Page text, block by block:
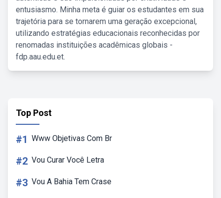
entusiasmo. Minha meta é guiar os estudantes em sua
trajetória para se tornarem uma geração excepcional,
utilizando estratégias educacionais reconhecidas por
renomadas instituições acadêmicas globais -
fdp.aau.edu.et.
Top Post
#1 Www Objetivas Com Br
#2 Vou Curar Você Letra
#3 Vou A Bahia Tem Crase